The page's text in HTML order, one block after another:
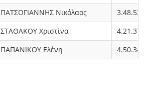
ΠΑΤΣΟΓΙΑΝΝΗΣ Νικόλαος
3.48.53
ΣΤΑΘΑΚΟΥ Χριστίνα
4.21.37
ΠΑΠΑΝΙΚΟΥ Ελένη 4.50.34